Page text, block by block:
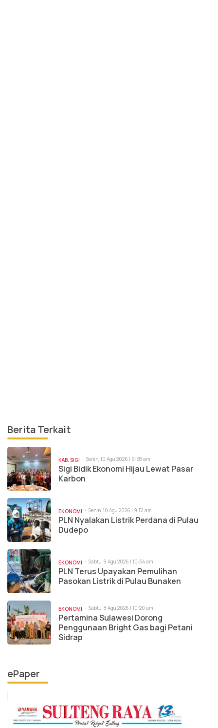
Berita Terkait
KAB. SIGI Senin, 10 Agu 2026 | 9:58 am
Sigi Bidik Ekonomi Hijau Lewat Pasar
Karbon
EKONOMI Senin, 10 Agu 2026 | 9:51 am
PLN Nyalakan Listrik Perdana di Pulau
Dudepo
EKONOMI Sabtu, 8 Agu 2026 | 10:34 am
PLN Terus Upayakan Pemulihan
Pasokan Listrik di Pulau Bunaken
EKONOMI Sabtu, 8 Agu 2026 | 10:20 am
Pertamina Sulawesi Dorong
Penggunaan Bright Gas bagi Petani
Sidrap
ePaper